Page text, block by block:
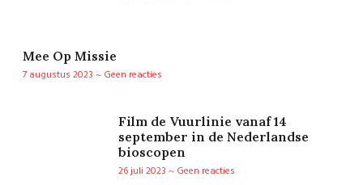
Mee Op Missie
7 augustus 2023
Geen reacties
Film de Vuurlinie vanaf 14
september in de Nederlandse
bioscopen
26 juli 2023
Geen reacties